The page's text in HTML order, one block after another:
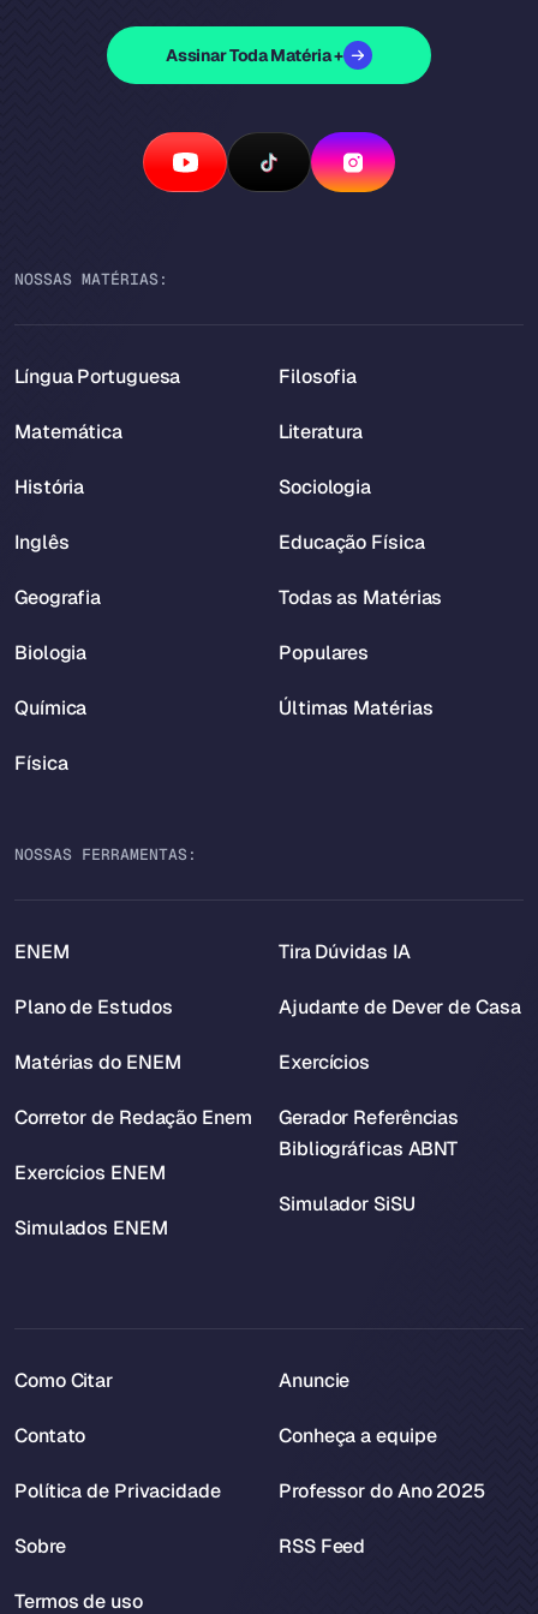
Assinar Toda Matéria +
NOSSAS MATÉRIAS:
Língua Portuguesa
Matemática
História
Inglês
Geografia
Biologia
Química
Física
Filosofia
Literatura
Sociologia
Educação Física
Todas as Matérias
Populares
Últimas Matérias
NOSSAS FERRAMENTAS:
ENEM
Plano de Estudos
Matérias do ENEM
Corretor de Redação Enem
Exercícios ENEM
Simulados ENEM
Tira Dúvidas IA
Ajudante de Dever de Casa
Exercícios
Gerador Referências
Bibliográficas ABNT
Simulador SiSU
Como Citar
Contato
Política de Privacidade
Sobre
Termos de uso
Anuncie
Conheça a equipe
Professor do Ano 2025
RSS Feed